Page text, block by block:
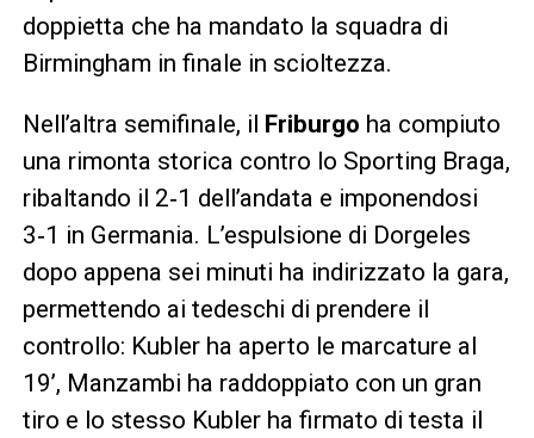
doppietta che ha mandato la squadra di
Birmingham in finale in scioltezza.
Nell’altra semifinale, il Friburgo ha compiuto
una rimonta storica contro lo Sporting Braga,
ribaltando il 2‑1 dell’andata e imponendosi
3‑1 in Germania. L’espulsione di Dorgeles
dopo appena sei minuti ha indirizzato la gara,
permettendo ai tedeschi di prendere il
controllo: Kubler ha aperto le marcature al
19’, Manzambi ha raddoppiato con un gran
tiro e lo stesso Kubler ha firmato di testa il